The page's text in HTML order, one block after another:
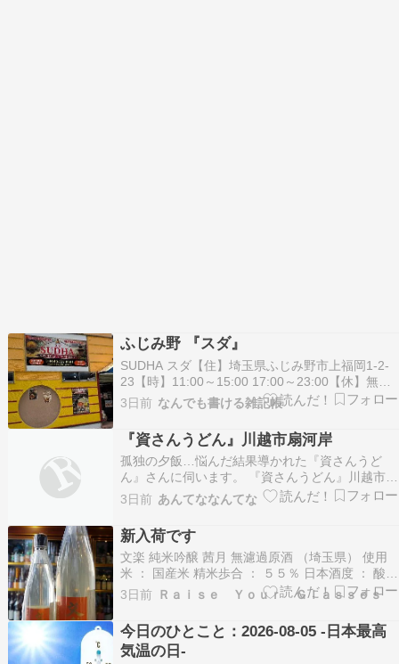
ふじみ野 『スダ』
SUDHA スダ【住】埼玉県ふじみ野市上福岡1-2-
23【時】11:00～15:00 17:00～23:00【休】無休
『ランチ』で利用 お初です。上福岡に新たにオー
プンしたインネパ＆タイ料理のお店です。 この場
所、私の記憶だと中華⇒ベトナム料理で、今回は
インネパです。中は居ぬ…
3日前 なんでも書ける雑記帳
『資さんうどん』川越市扇河岸
孤独の夕飯…悩んだ結果導かれた『資さんうど
ん』さんに伺います。 『資さんうどん』川越市扇
河岸 - 特命B級グルメ部長の報告書[埼玉] 続きを
読む
3日前 あんてななんてな
新入荷です
文楽 純米吟醸 茜月 無濾過原酒 （埼玉県） 使用
米 ： 国産米 精米歩合 ： ５５％ 日本酒度 ： 酸度
： ｱﾙｺｰﾙ度 ： １６° １８００ｍｌ ３，５２０円
７２０ｍｌ １，９８０円 日の丸 特別純米 ハイパ
ードライ （秋田県） 使用米 ： 国産米 精米歩合
： ５５ …
3日前 Ｒａｉｓｅ Ｙｏｕｒ Ｇｌａｓｓｅｓ
今日のひとこと：2026-08-05 -日本最高
気温の日-